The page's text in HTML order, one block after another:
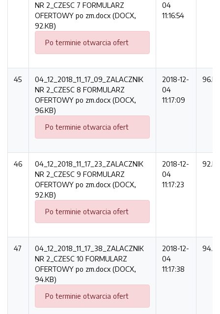
NR 2_CZESC 7 FORMULARZ
OFERTOWY po zm.docx (DOCX,
92.KB)
Po terminie otwarcia ofert
04
11:16:54
45
04_12_2018_11_17_09_ZALACZNIK
NR 2_CZESC 8 FORMULARZ
OFERTOWY po zm.docx (DOCX,
96.KB)
Po terminie otwarcia ofert
2018-12-
04
11:17:09
46
04_12_2018_11_17_23_ZALACZNIK
NR 2_CZESC 9 FORMULARZ
OFERTOWY po zm.docx (DOCX,
92.KB)
Po terminie otwarcia ofert
2018-12-
04
11:17:23
47
04_12_2018_11_17_38_ZALACZNIK
NR 2_CZESC 10 FORMULARZ
OFERTOWY po zm.docx (DOCX,
94.KB)
Po terminie otwarcia ofert
2018-12-
04
11:17:38